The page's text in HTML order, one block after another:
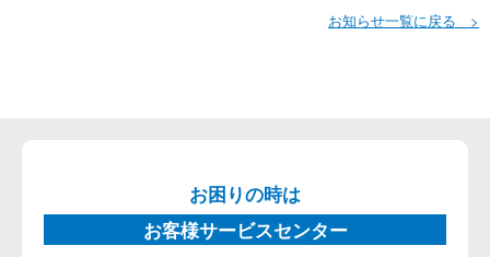
お知らせ一覧に戻る >
お困りの時は
お客様サービスセンター